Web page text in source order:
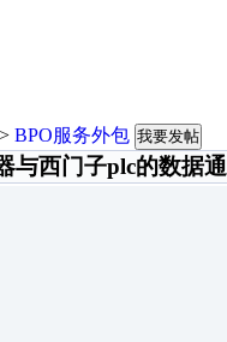
> BPO服务外包 我要发帖
与西门子plc的数据